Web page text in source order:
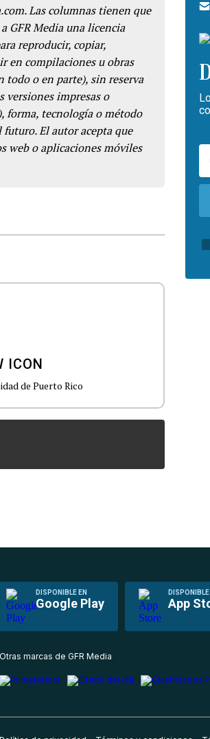
Las columnas tienen que
GFR Media una licencia
reproducir, copiar,
en compilaciones u obras
todo o en parte), sin reserva
impresas o
forma, tecnología o método
El autor acepta que
web o aplicaciones móviles
de Puerto Rico
DISPONIBLE EN
Google Play
DISPONIBLE
App
Otras marcas de GFR Media